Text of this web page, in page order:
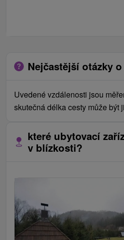
Nejčastější otázky
Uvedené vzdálenosti jsou
skutečná délka cesty může být
které ubytovací
v blízkosti?